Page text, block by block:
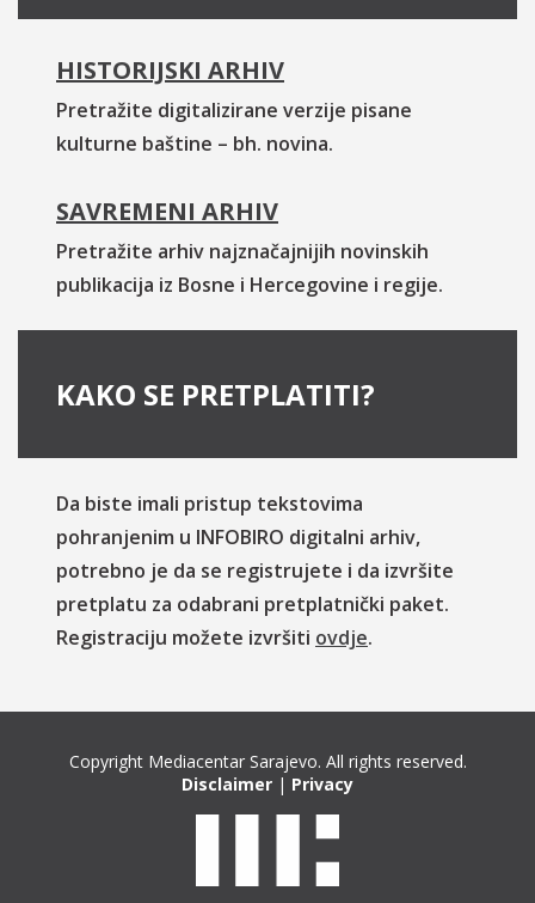
HISTORIJSKI ARHIV
Pretražite digitalizirane verzije pisane
kulturne baštine – bh. novina.
SAVREMENI ARHIV
Pretražite arhiv najznačajnijih novinskih
publikacija iz Bosne i Hercegovine i regije.
KAKO SE PRETPLATITI?
Da biste imali pristup tekstovima
pohranjenim u INFOBIRO digitalni arhiv,
potrebno je da se registrujete i da izvršite
pretplatu za odabrani pretplatnički paket.
Registraciju možete izvršiti ovdje.
Copyright Mediacentar Sarajevo. All rights reserved.
Disclaimer | Privacy